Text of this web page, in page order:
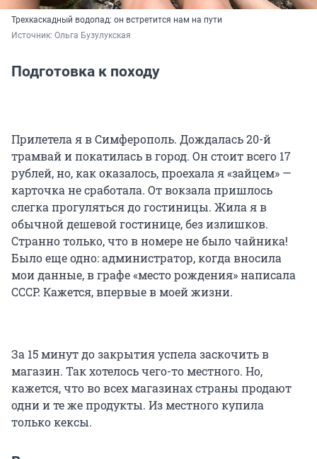
Трехкаскадный водопад: он встретится нам на пути
Источник: Ольга Бузулукская
Подготовка к походу
Прилетела я в Симферополь. Дождалась 20-й
трамвай и покатилась в город. Он стоит всего 17
рублей, но, как оказалось, проехала я «зайцем» —
карточка не сработала. От вокзала пришлось
слегка прогуляться до гостиницы. Жила я в
обычной дешевой гостинице, без излишков.
Странно только, что в номере не было чайника!
Было еще одно: администратор, когда вносила
мои данные, в графе «место рождения» написала
СССР. Кажется, впервые в моей жизни.
За 15 минут до закрытия успела заскочить в
магазин. Так хотелось чего-то местного. Но,
кажется, что во всех магазинах страны продают
одни и те же продукты. Из местного купила
только кексы.